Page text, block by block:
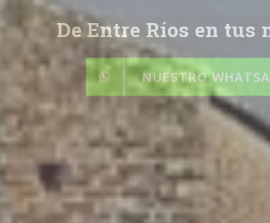
De Entre Ríos en tus
NUESTRO